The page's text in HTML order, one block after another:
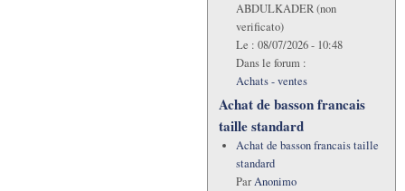
ABDULKADER (non
verificato)
Le : 08/07/2026 - 10:48
Dans le forum :
Achats - ventes
Achat de basson francais
taille standard
Achat de basson francais taille
standard
ParAnonimo